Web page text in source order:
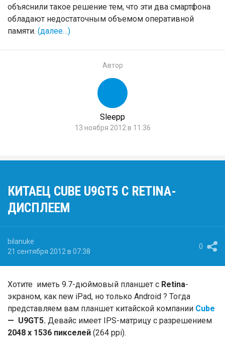
объяснили такое решение тем, что эти два смартфона
обладают недостаточным объемом оперативной
памяти. (далее…)
Автор
Sleepp
13 ноября 2012 в 11:36
КИТАЕЦ CUBE U9GT5 С RETINA-
ДИСПЛЕЕМ
bilanuke
21 сентября 2012 в 07:38
0
Хотите иметь 9.7-дюймовый планшет с Retina-
экраном, как new iPad, но только Android ? Тогда
представляем вам планшет китайской компании Cube
— U9GT5. Девайс имеет IPS-матрицу с разрешением
2048 х 1536 пикселей (264 ppi).